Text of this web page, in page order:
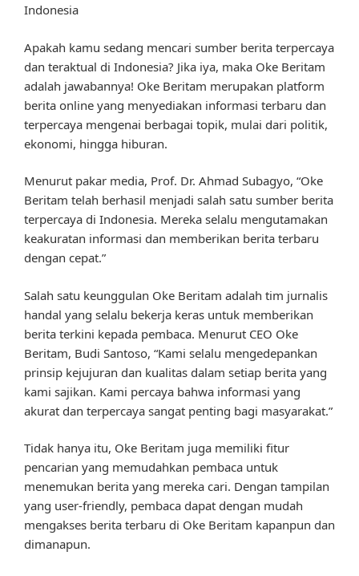
Indonesia
Apakah kamu sedang mencari sumber berita terpercaya
dan teraktual di Indonesia? Jika iya, maka Oke Beritam
adalah jawabannya! Oke Beritam merupakan platform
berita online yang menyediakan informasi terbaru dan
terpercaya mengenai berbagai topik, mulai dari politik,
ekonomi, hingga hiburan.
Menurut pakar media, Prof. Dr. Ahmad Subagyo, “Oke
Beritam telah berhasil menjadi salah satu sumber berita
terpercaya di Indonesia. Mereka selalu mengutamakan
keakuratan informasi dan memberikan berita terbaru
dengan cepat.”
Salah satu keunggulan Oke Beritam adalah tim jurnalis
handal yang selalu bekerja keras untuk memberikan
berita terkini kepada pembaca. Menurut CEO Oke
Beritam, Budi Santoso, “Kami selalu mengedepankan
prinsip kejujuran dan kualitas dalam setiap berita yang
kami sajikan. Kami percaya bahwa informasi yang
akurat dan terpercaya sangat penting bagi masyarakat.”
Tidak hanya itu, Oke Beritam juga memiliki fitur
pencarian yang memudahkan pembaca untuk
menemukan berita yang mereka cari. Dengan tampilan
yang user-friendly, pembaca dapat dengan mudah
mengakses berita terbaru di Oke Beritam kapanpun dan
dimanapun.